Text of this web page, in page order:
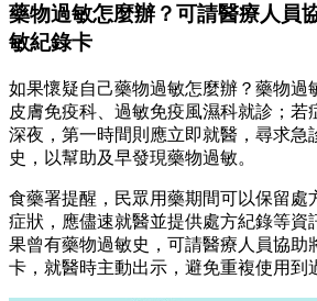
藥物過敏怎麼辦？可請醫療人員
敏紀錄卡
如果懷疑自己藥物過敏怎麼辦？藥物過
皮膚免疫科、過敏免疫風濕科就診；若
深夜，第一時間則應立即就醫，尋求急
史，以幫助及早發現藥物過敏。
食藥署提醒，民眾用藥期間可以保留處
症狀，應儘速就醫並提供處方紀錄等資
果曾有藥物過敏史，可請醫療人員協助
卡，就醫時主動出示，避免重複使用到